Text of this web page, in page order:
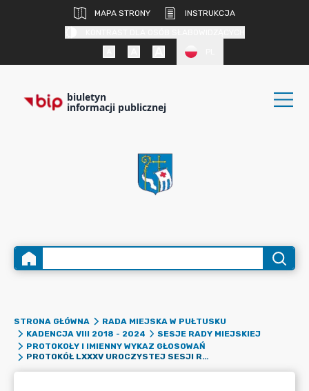
MAPA STRONY
INSTRUKCJA
biuletyn
informacji publicznej
STRONA GŁÓWNA
RADA MIEJSKA W PUŁTUSKU
KADENCJA VIII 2018 - 2024
SESJE RADY MIEJSKIEJ
PROTOKOŁY I IMIENNY WYKAZ GŁOSOWAŃ
PROTOKÓŁ LXXXV UROCZYSTEJ SESJI RADY MIEJSKIEJ W DN. 16.09.2023R.